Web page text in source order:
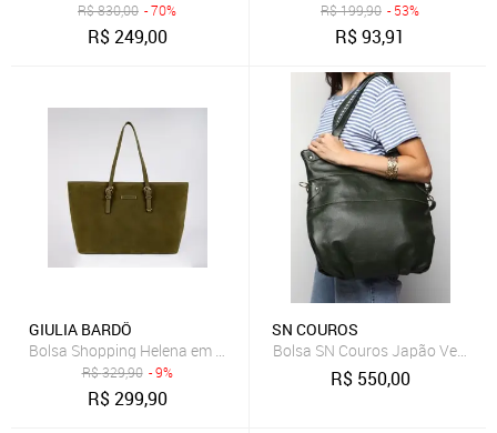
R$830,00 - 70%
R$249,00
R$199,90 - 53%
R$93,91
GIULIA BARDÔ
Bolsa Shopping Helena em Camurça Tiracolo Grande de Ombro e
R$329,90 - 9%
R$299,90
SN COUROS
Bolsa SN Couros Japão Verde
R$ 550,00